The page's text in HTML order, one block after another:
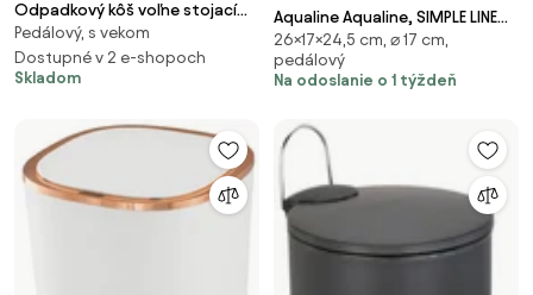
Odpadkový kôš voľne stojací
Nimco 5 l nerez oceľ mat mat
KOS800510
Pedálový, s vekom
Dostupné v 2 e-shopoch
Skladom
Aqualine Aqualine, SIMPLE LINE
odpadkový koš guľatý 3l, biela,
28103
26×17×24,5 cm, ⌀ 17 cm,
pedálový
Na odoslanie o 1 týždeň